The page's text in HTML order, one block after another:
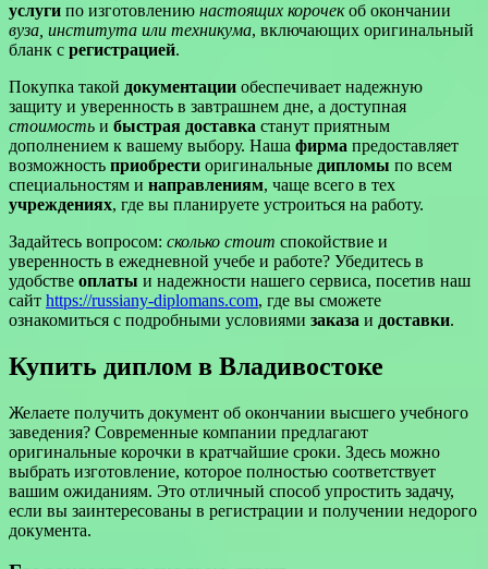
услуги по изготовлению настоящих корочекоб окончании
вуза, института или техникума, включающих оригинальный
бланк с регистрацией.
Покупка такой документации обеспечивает надежную
защиту и уверенность в завтрашнем дне, а доступная
стоимость и быстрая доставка станут приятным
дополнением к вашему выбору. Наша фирма предоставляет
возможность приобрести оригинальные дипломы по всем
специальностям и направлениям, чаще всего в тех
учреждениях, где вы планируете устроиться на работу.
Задайтесь вопросом: сколько стоит спокойствие и
уверенность в ежедневной учебе и работе? Убедитесь в
удобстве оплаты и надежности нашего сервиса, посетив наш
сайт https://russiany-diplomans.com, где вы сможете
ознакомиться с подробными условиями заказа и доставки.
Купить диплом в Владивостоке
Желаете получить документ об окончании высшего учебного
заведения? Современные компании предлагают
оригинальные корочки в кратчайшие сроки. Здесь можно
выбрать изготовление, которое полностью соответствует
вашим ожиданиям. Это отличный способ упростить задачу,
если вы заинтересованы в регистрации и получении недорого
документа.